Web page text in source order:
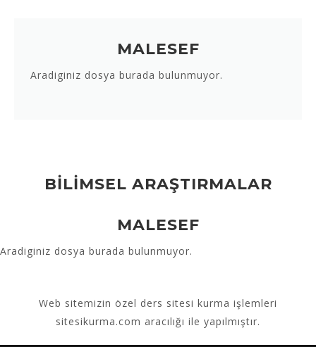
MALESEF
Aradiginiz dosya burada bulunmuyor.
BİLİMSEL ARAŞTIRMALAR
MALESEF
Aradiginiz dosya burada bulunmuyor.
Web sitemizin özel ders sitesi kurma işlemleri
sitesikurma.com aracılığı ile yapılmıştır.